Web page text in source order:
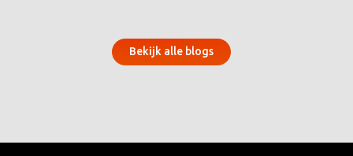
Bekijk alle blogs